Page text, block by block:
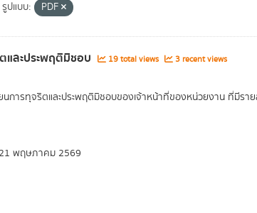
รูปแบบ: PDF
และประพฤติมิชอบ 19 total views 3 recent views
การทุจริตและประพฤติมิชอบของเจ้าหน้าที่ของหน่วยงาน ที่มีรา
พฤษภาคม 2569